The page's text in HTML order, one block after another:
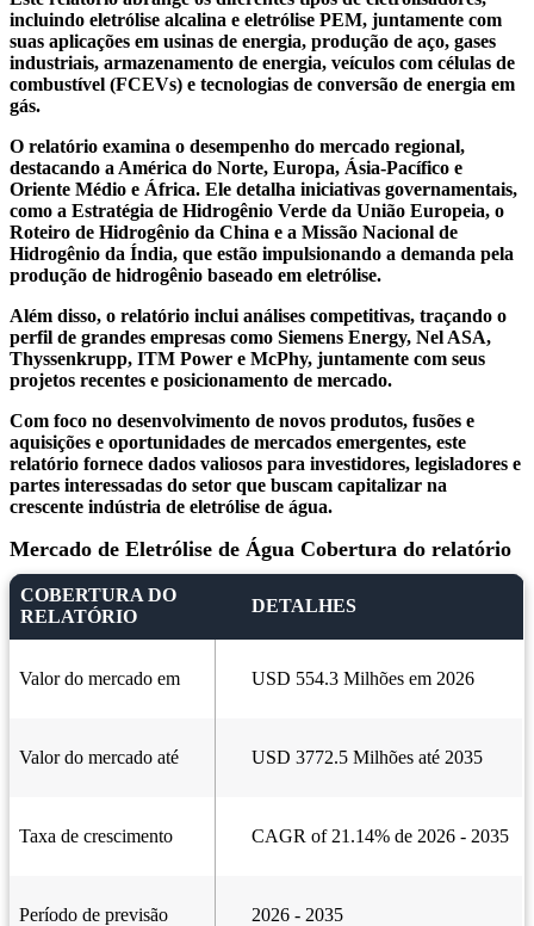
incluindo eletrólise alcalina e eletrólise PEM, juntamente com
suas aplicações em usinas de energia, produção de aço, gases
industriais, armazenamento de energia, veículos com células de
combustível (FCEVs) e tecnologias de conversão de energia em
gás.
O relatório examina o desempenho do mercado regional,
destacando a América do Norte, Europa, Ásia-Pacífico e
Oriente Médio e África. Ele detalha iniciativas governamentais,
como a Estratégia de Hidrogênio Verde da União Europeia, o
Roteiro de Hidrogênio da China e a Missão Nacional de
Hidrogênio da Índia, que estão impulsionando a demanda pela
produção de hidrogênio baseado em eletrólise.
Além disso, o relatório inclui análises competitivas, traçando o
perfil de grandes empresas como Siemens Energy, Nel ASA,
Thyssenkrupp, ITM Power e McPhy, juntamente com seus
projetos recentes e posicionamento de mercado.
Com foco no desenvolvimento de novos produtos, fusões e
aquisições e oportunidades de mercados emergentes, este
relatório fornece dados valiosos para investidores, legisladores e
partes interessadas do setor que buscam capitalizar na
crescente indústria de eletrólise de água.
Mercado de Eletrólise de Água Cobertura do relatório
COBERTURA DO
RELATÓRIO
DETALHES
Valor do mercado em USD 554.3 Milhões em 2026
Valor do mercado até USD 3772.5 Milhões até 2035
Taxa de crescimento CAGR of 21.14% de 2026 - 2035
Período de previsão 2026 - 2035